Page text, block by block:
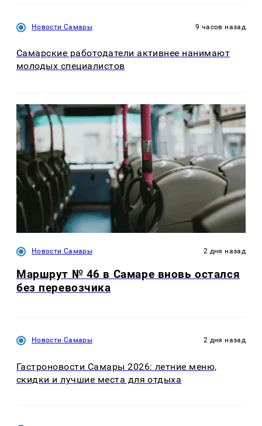
Новости Самары 9 часов назад
Самарские работодатели активнее нанимают
молодых специалистов
Новости Самары 2 дня назад
Маршрут № 46 в Самаре вновь остался
без перевозчика
Новости Самары 2 дня назад
Гастроновости Самары 2026: летние меню,
скидки и лучшие места для отдыха